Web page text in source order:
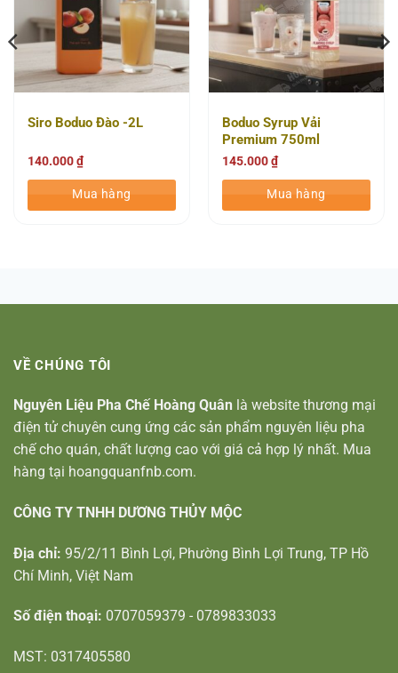
Siro Boduo Đào -2L
140.000₫
Mua hàng
Boduo Syrup Vải
Premium 750ml
145.000₫
Mua hàng
VỀ CHÚNG TÔI
Nguyên Liệu Pha Chế Hoàng Quân là website thương mại
điện tử chuyên cung ứng các sản phẩm nguyên liệu pha
chế cho quán, chất lượng cao với giá cả hợp lý nhất. Mua
hàng tại hoangquanfnb.com.
CÔNG TY TNHH DƯƠNG THỦY MỘC
Địa chỉ: 95/2/11 Bình Lợi, Phường Bình Lợi Trung, TP Hồ
Chí Minh, Việt Nam
Số điện thoại: 0707059379 - 0789833033
MST: 0317405580